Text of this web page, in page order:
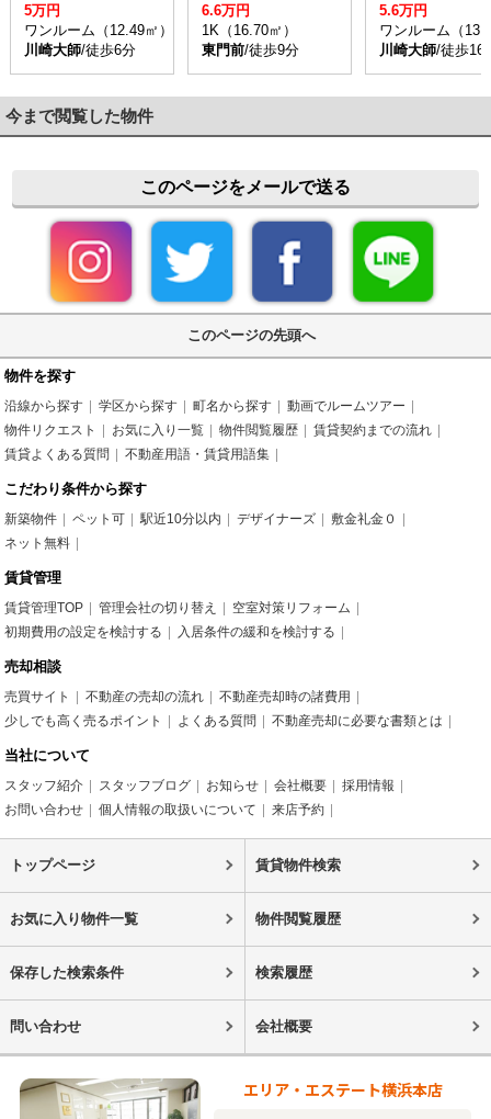
5万円
ワンルーム（12.49㎡）
川崎大師/徒歩6分
6.6万円
1K（16.70㎡）
東門前/徒歩9分
5.6万円
ワンルーム（
川崎大師/徒歩16
今まで閲覧した物件
このページをメールで送る
このページの先頭へ
物件を探す
沿線から探す 学区から探す 町名から探す
動画でルームツアー
物件リクエスト
お気に入り一覧 物件閲覧履歴
賃貸契約までの流れ
賃貸よくある質問
不動産用語・賃貸用語集
こだわり条件から探す
新築物件 ペット可 駅近10分以内 デザイナーズ
敷金礼金０
ネット無料
賃貸管理
賃貸管理TOP 管理会社の切り替え
空室対策リフォーム
初期費用の設定を検討する
入居条件の緩和を検討する
売却相談
売買サイト 不動産の売却の流れ
不動産売却時の諸費用
少しでも高く売るポイント
よくある質問 不動産売却に必要な書類とは
当社について
スタッフ紹介 スタッフブログ お知らせ 会社概要
採用情報
お問い合わせ
個人情報の取扱いについて 来店予約
トップページ 賃貸物件検索
お気に入り物件一覧 物件閲覧履歴
保存した検索条件 検索履歴
問い合わせ 会社概要
エリア・エステート横浜本店